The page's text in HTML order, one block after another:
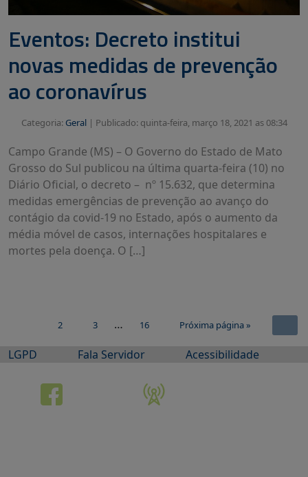
Eventos: Decreto institui
novas medidas de prevenção
ao coronavírus
Categoria: Geral| Publicado: quinta-feira, março 18, 2021 as 08:34
Campo Grande (MS) – O Governo do Estado de Mato
Grosso do Sul publicou na última quarta-feira (10) no
Diário Oficial, o decreto – nº 15.632, que determina
medidas emergências de prevenção ao avanço do
contágio da covid-19 no Estado, após o aumento da
média móvel de casos, internações hospitalares e
mortes pela doença. O […]
2 3 … 16 Próxima página »
LGPD Fala Servidor Acessibilidade